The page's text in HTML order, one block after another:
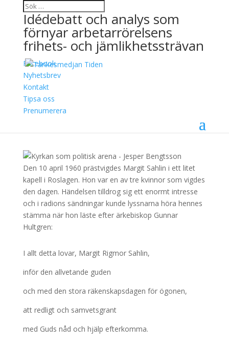
Idédebatt och analys som
förnyar arbetarrörelsens
frihets- och jämlikhetssträvan
Facebook
Nyhetsbrev
Kontakt
Tipsa oss
Prenumerera
Kyrkan som politisk
arena
5 december, 2019
Den 10 april 1960 prästvigdes Margit Sahlin i ett litet
kapell i Roslagen. Hon var en av tre kvinnor som vigdes
den dagen. Händelsen tilldrog sig ett enormt intresse
och i radions sändningar kunde lyssnarna höra hennes
stämma när hon läste efter ärkebiskop Gunnar
Hultgren:
I allt detta lovar, Margit Rigmor Sahlin,
inför den allvetande guden
och med den stora räkenskapsdagen för ögonen,
att redligt och samvetsgrant
med Guds nåd och hjälp efterkomma.